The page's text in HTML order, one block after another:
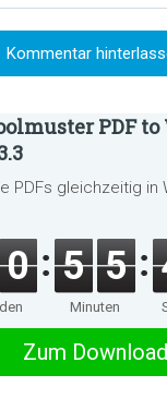
PDF
PDFs gleichzeitig in
0 5 5
Minuten
Zum Download